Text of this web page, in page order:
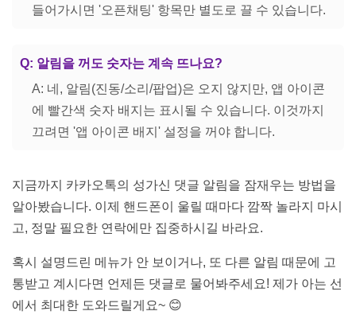
들어가시면 '오픈채팅' 항목만 별도로 끌 수 있습니다.
Q: 알림을 꺼도 숫자는 계속 뜨나요?
A: 네, 알림(진동/소리/팝업)은 오지 않지만, 앱 아이콘
에 빨간색 숫자 배지는 표시될 수 있습니다. 이것까지
끄려면 '앱 아이콘 배지' 설정을 꺼야 합니다.
지금까지 카카오톡의 성가신 댓글 알림을 잠재우는 방법을
알아봤습니다. 이제 핸드폰이 울릴 때마다 깜짝 놀라지 마시
고, 정말 필요한 연락에만 집중하시길 바라요.
혹시 설명드린 메뉴가 안 보이거나, 또 다른 알림 때문에 고
통받고 계시다면 언제든 댓글로 물어봐주세요! 제가 아는 선
에서 최대한 도와드릴게요~ 😊